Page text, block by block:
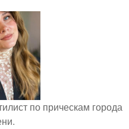
по прическам города